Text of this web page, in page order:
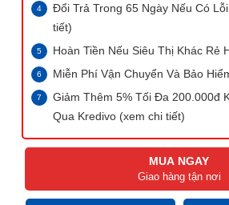
Đổi Trả Trong 65 Ngày Nếu Có
tiết)
Hoàn Tiền Nếu Siêu Thị Khác Rẻ
Miễn Phí Vận Chuyển Và Bảo
Giảm Thêm 5% Tối Đa 200.000đ
Qua Kredivo (xem chi tiết)
MUA NGAY
Giao hàng tận nơi